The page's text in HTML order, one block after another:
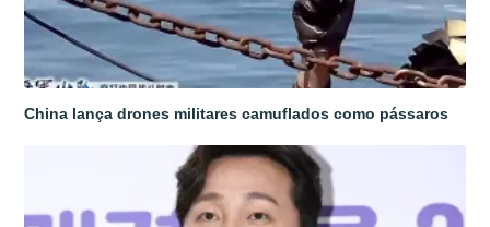
China lança drones militares camuflados como pássaros